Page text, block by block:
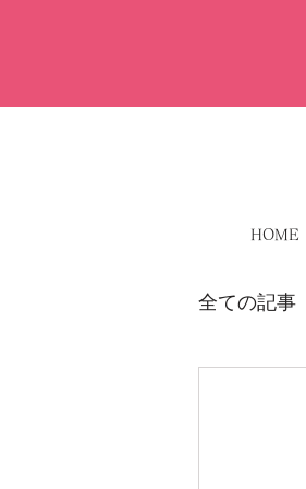
HOME
全ての記事